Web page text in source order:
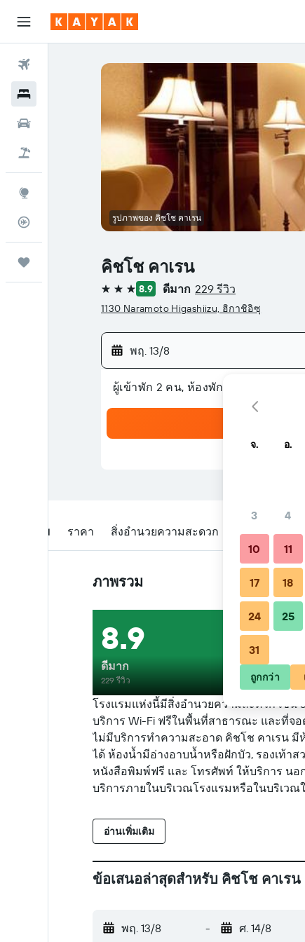
ติดตามเที่ยวบิน
คิชโช คาเรน
3 ดาว 8.9 ดีมาก 229 รีวิว
1130 Naramoto Higashiizu, ฮิกาชิอิซุ
พฤ. 13/8
ผู้เข้าพัก 2 คน, ห้องพัก 1 ห้อง
รูปภาพของ คิชโช คาเรน
ภาพรวม ราคา สิ่งอำนวยความสะดวก รีวิว สถาน
ภาพรวม
โรงแรมแห่งนี้มีสิ่งอำนวยความสะดวก เช่น
บริการ Wi-Fi ฟรีในพื้นที่สาธารณะ และที่จ
ไม่มีบริการทำความสะอาด คิชโช คาเรน
ได้ ห้องน้ำมีอ่างอาบน้ำหรือฝักบัว, รองเท้า
หนังสือพิมพ์ฟรี และ โทรศัพท์ ให้บริการ นอ
บริการภายในบริเวณโรงแรมหรือในบริเวณ
อ่านเพิ่มเติม
8.9
ดีมาก
229 รีวิว
ข้อเสนอล่าสุดสำหรับ คิชโช คาเรน
พฤ. 13/8 - ศ. 14/8
จ. อ.
3 4
10 11
17 18
24 25
31
ถูกกว่า